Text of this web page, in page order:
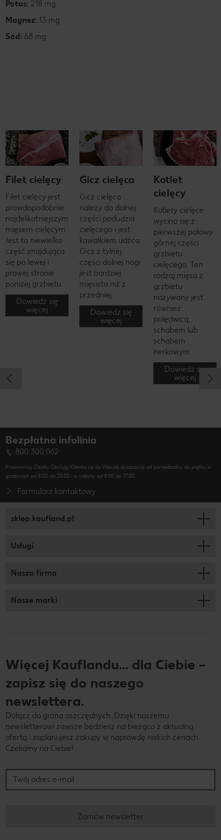
Potas: 218 mg
Magnez: 13 mg
Sód: 68 mg
Filet cielęcy
Filet cielęcy jest
prawdopodobnie
najdelikatniejszym
mięsem cielęcym.
Jest to niewielka
część znajdująca
się po lewej i
prawej stronie
poniżej grzbietu.
Dowiedz się
więcej
Gicz cielęca
Gicz cielęca
należy do dolnej
części podudzia
cielęcego i jest
kawałkiem udźca.
Gicz z tylnej
części dolnej nogi
jest bardziej
mięsista niż z
przedniej.
Dowiedz się
więcej
Kotlet
cielęcy
Kotlety cielęce
wycina się z
pierwszej połowy
górnej części
grzbietu
cielęcego. Ten
rodzaj mięsa z
grzbietu
nazywany jest
również
polędwicą,
schabem lub
schabem
nerkowym.
Dowiedz się
więcej
Bezpłatna infolinia
800 300 062
Pracownicy Działu Obsługi Klienta są do Waszej dyspozycji od poniedziałku do piątku w
godzinach od 8.00 do 20.00 i w soboty od 8.00 do 17.00.
Formularz kontaktowy
sklep.kaufland.pl
Usługi
Nasza firma
Nasze marki
Więcej Kauflandu… dla Ciebie –
zapisz się do naszego
newslettera.
Dołącz do grona oszczędnych. Dzięki naszemu
newsletterowi zawsze będziesz na bieżąco z aktualną
ofertą i zaplanujesz zakupy w naprawdę niskich cenach.
Czekamy na Ciebie!
Zamów newsletter